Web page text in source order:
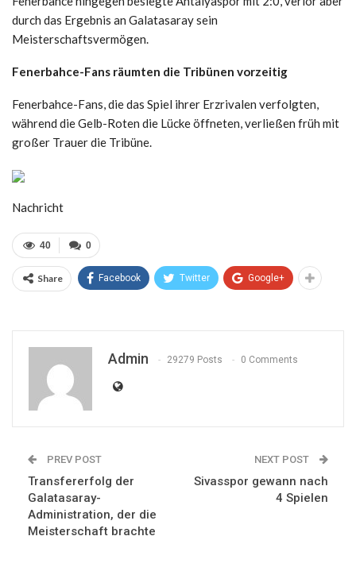
durch das Ergebnis an Galatasaray sein
Meisterschaftsvermögen.
Fenerbahce-Fans räumten die Tribünen vorzeitig
Fenerbahce-Fans, die das Spiel ihrer Erzrivalen verfolgten,
während die Gelb-Roten die Lücke öffneten, verließen früh mit
großer Trauer die Tribüne.
Nachricht
0
40
Share Facebook Twitter Google+
Admin 29279 Posts 0 Comments
PREV POST
Transfererfolg der
Galatasaray-
Administration, der die
Meisterschaft brachte
NEXT POST
Sivasspor gewann nach
4 Spielen